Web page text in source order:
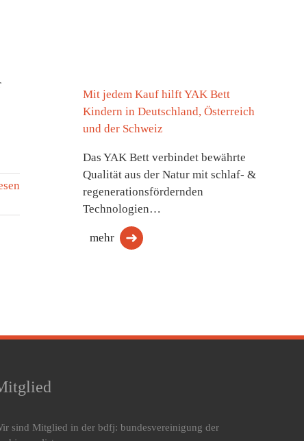
Mit jedem Kauf hilft YAK Bett
Kindern in Deutschland, Österreich
und der Schweiz
Das YAK Bett verbindet bewährte
Qualität aus der Natur mit schlaf- &
regenerationsfördernden
Technologien…
mehr
sind Mitglied in der bdfj: bundesvereinigung der